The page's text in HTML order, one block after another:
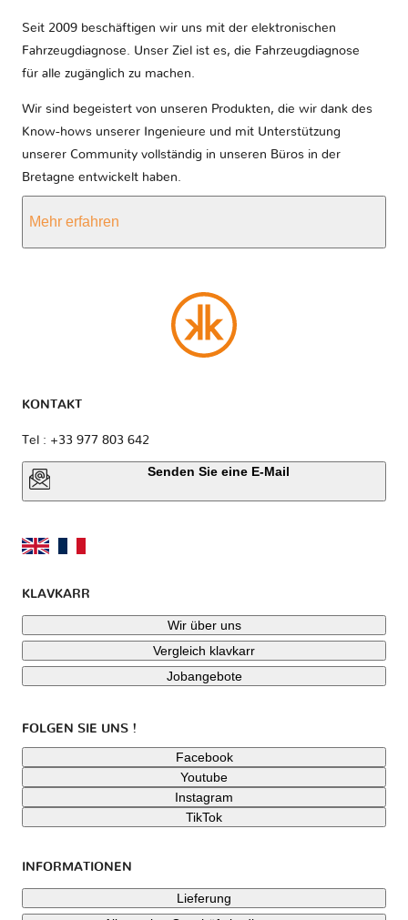
Seit 2009 beschäftigen wir uns mit der elektronischen
Fahrzeugdiagnose. Unser Ziel ist es, die Fahrzeugdiagnose
für alle zugänglich zu machen.
Wir sind begeistert von unseren Produkten, die wir dank des
Know-hows unserer Ingenieure und mit Unterstützung
unserer Community vollständig in unseren Büros in der
Bretagne entwickelt haben.
Mehr erfahren
KONTAKT
Tel : +33 977 803 642
Senden Sie eine E-Mail
KLAVKARR
Wir über uns
Vergleich klavkarr
Jobangebote
FOLGEN SIE UNS !
Facebook
Youtube
Instagram
TikTok
INFORMATIONEN
Lieferung